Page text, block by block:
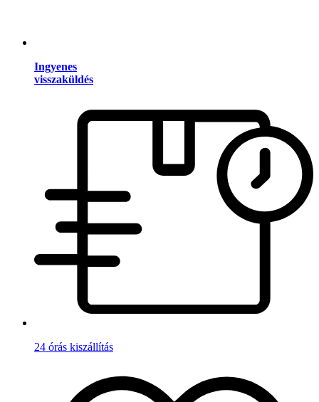
Ingyenes
visszaküldés
24 órás kiszállítás